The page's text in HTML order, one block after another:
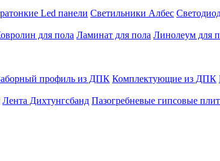
Led панели Светильники Албес
для пола Ламинат для пола Линолеум для
профиль из ДПК Комплектующие из ДПК
Лента Дихтунгсбанд Пазогребневые гипсовые